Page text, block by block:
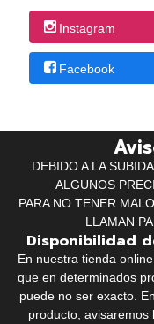
Instagram
Facebook
DEBIDO A LA
ALGUNOS
PARA NO TENER
LLAMAN
Disponibilidad
En nuestra tienda
que en determinados
puede no ser exacto.
producto, avisaremos